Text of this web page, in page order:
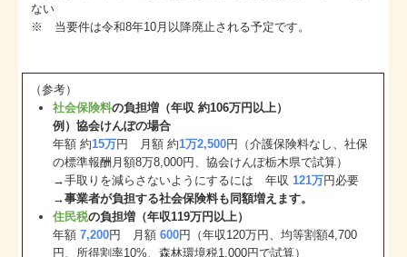
ない
※ 当要件は令和8年10月以降廃止される予定です。
（参考）
社会保険料の負担増（年収 約106万円以上）
例）協会けんぽの場合
年額 約15万円 月額 約1万2,500円（介護保険料なし、社保
の標準報酬月額8万8,000円、協会けんぽ栃木県で試算）
→手取りを減らさないようにするには 年収 121万円必要
→事業者が負担する社会保険料も同額増えます。
住民税の負担増（年収119万円以上）
年額7,200円 月額600円（年収120万円、均等割額4,700
円、所得割率10%、森林環境税1,000円で試算）